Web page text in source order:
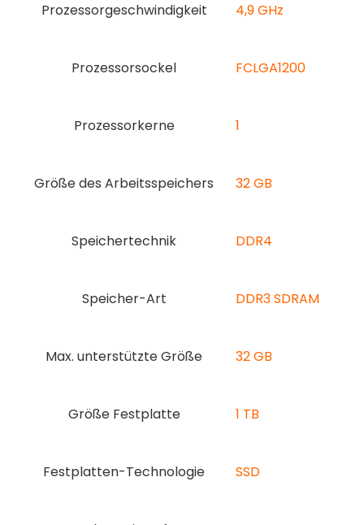
Prozessorgeschwindigkeit ‎4,9 GHz
Prozessorsockel ‎FCLGA1200
Prozessorkerne 1
Größe des Arbeitsspeichers ‎32 GB
Speichertechnik ‎DDR4
Speicher-Art ‎DDR3 SDRAM
Max. unterstützte Größe ‎32 GB
Größe Festplatte ‎1 TB
Festplatten-Technologie ‎SSD